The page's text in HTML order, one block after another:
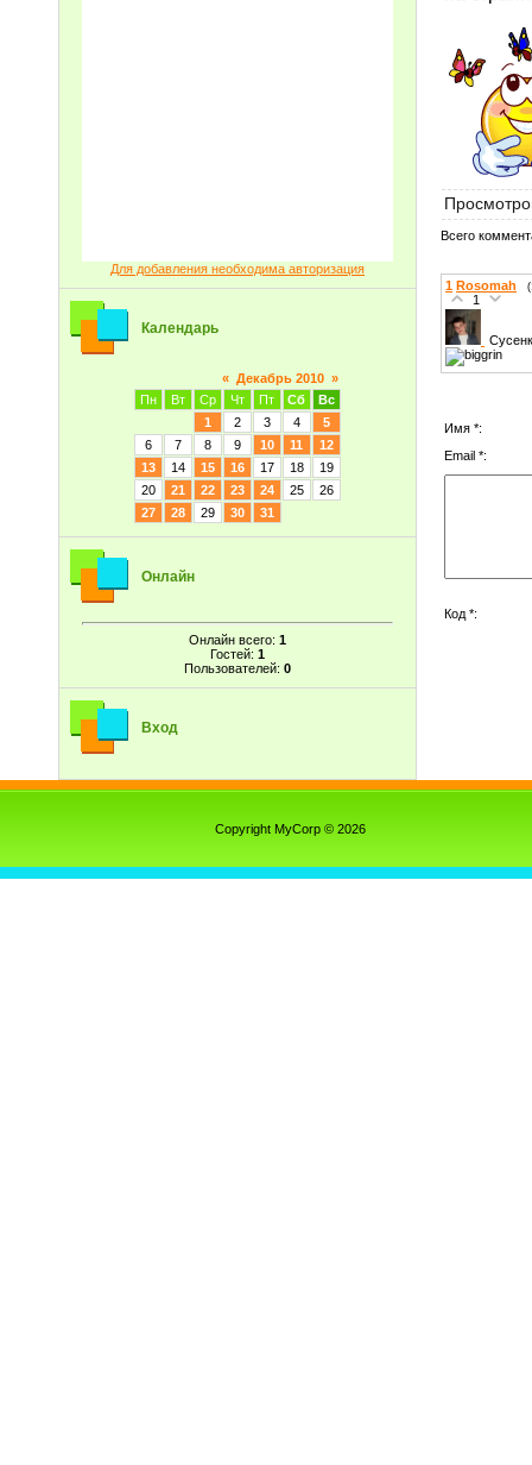
Для добавления необходима авторизация
Календарь
« Декабрь 2010 »
Пн
Вт Ср Чт Пт Сб
Вс
1
2 3 4
5
6
7 8 9 10 11
12
13
14 15 16 17 18
19
20
21 22 23 24 25
26
27
28 29 30 31
Онлайн
Онлайн всего: 1
Гостей: 1
Пользователей: 0
Вход
Всего
1 Rosomah
1
Имя *:
Email *:
Код *:
Copyright MyCorp © 2026